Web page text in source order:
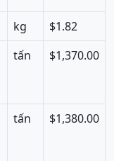
kg
$1.82
tấn $1,370.00
tấn $1,380.00